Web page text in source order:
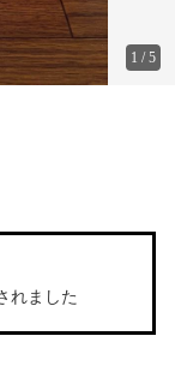
1 /5
れました